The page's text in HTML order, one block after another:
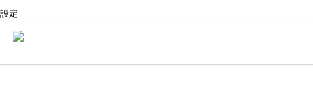
設定